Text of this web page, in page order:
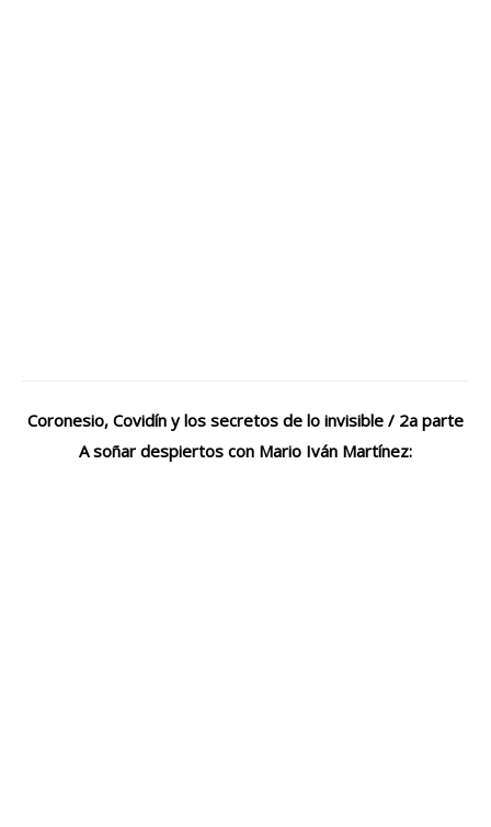
Coronesio, Covidín y los secretos de lo invisible / 2a parte
A soñar despiertos con Mario Iván Martínez: